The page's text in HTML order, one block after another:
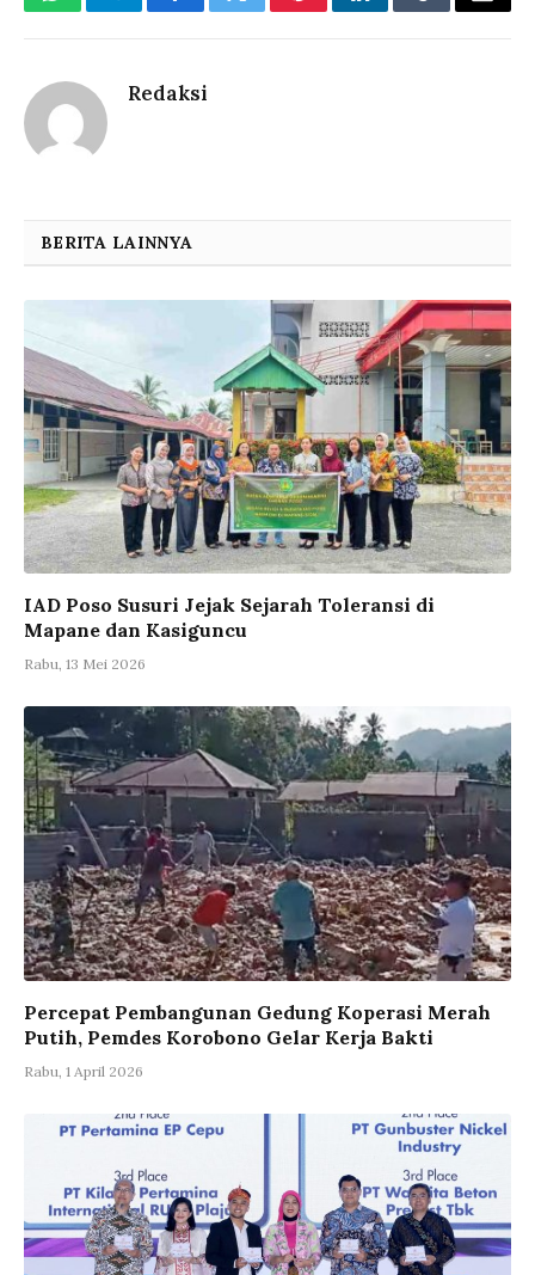
WhatsAppTelegramFacebookTwitterPinterestLinkedInTumblrEmail
Redaksi
BERITA LAINNYA
IAD Poso Susuri Jejak Sejarah Toleransi di
Mapane dan Kasiguncu
Rabu, 13 Mei 2026
Percepat Pembangunan Gedung Koperasi Merah
Putih, Pemdes Korobono Gelar Kerja Bakti
Rabu, 1 April 2026